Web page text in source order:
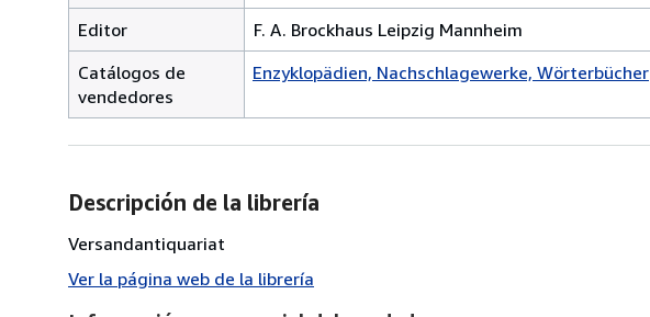
Editor
F. A. Brockhaus Leipzig Mannheim
Catálogos de
vendedores
Enzyklopädien, Nachschlagewerke, Wörterbücher
Descripción de la librería
Versandantiquariat
Ver la página web de la librería